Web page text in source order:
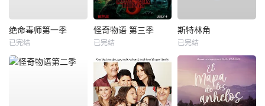
绝命毒师第一季
已完结
怪奇物语 第三季
已完结
斯特林角
已完结